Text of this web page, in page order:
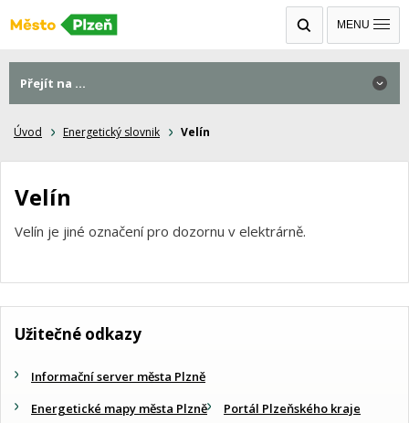
MENU
Úvod Energetický slovnik Velín
Velín
Velín je jiné označení pro dozornu v elektrárně.
Přejít na ...
Užitečné odkazy
Informační server města Plzně
Energetické mapy města Plzně
Portál Plzeňského kraje